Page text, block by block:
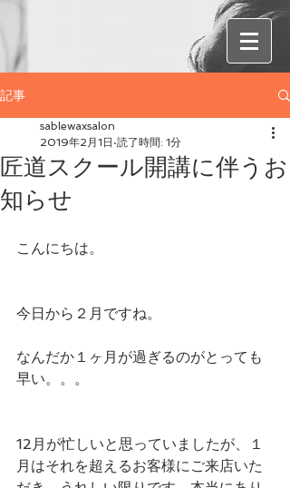
記事
匠道スクール開講に伴うお
知らせ
sablewaxsalon
2019年2月1日 読了時間: 1分
こんにちは。
今日から２月ですね。
なんだか１ヶ月が過ぎるのがとっても
早い。。。
12月が忙しいと思っていましたが、１
月はそれを超えるお客様にご来店いた